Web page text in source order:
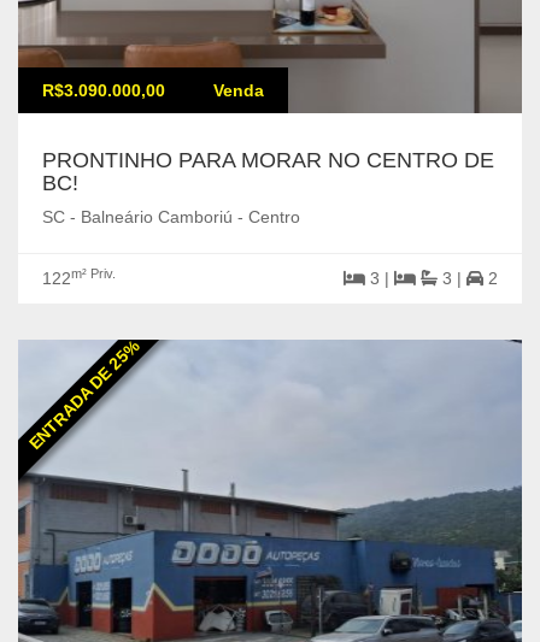
R$3.090.000,00 Venda
PRONTINHO PARA MORAR NO CENTRO DE
BC!
SC - Balneário Camboriú - Centro
122m² Priv. 3 | 3 | 2
ENTRADA DE 25%